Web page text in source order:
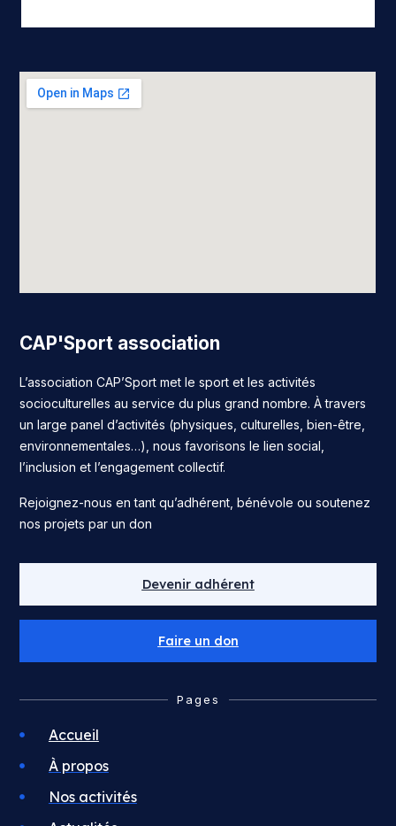
CAP'Sport association
L’association CAP’Sport met le sport et les activités
socioculturelles au service du plus grand nombre. À travers
un large panel d’activités (physiques, culturelles, bien-être,
environnementales…), nous favorisons le lien social,
l’inclusion et l’engagement collectif.
Rejoignez-nous en tant qu’adhérent, bénévole ou soutenez
nos projets par un don
Devenir adhérent
Faire un don
Pages
Accueil
À propos
Nos activités